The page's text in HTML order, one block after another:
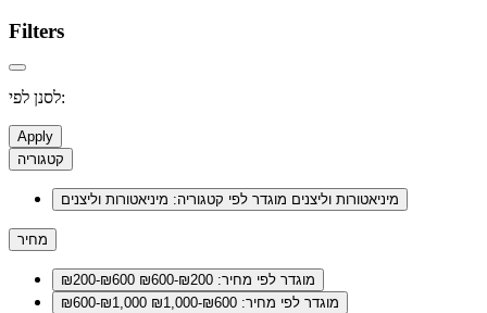
Filters
לסנן לפי:
Apply
קטגוריה
מיניאטורות וליצנים מוגדר לפי קטגוריה: מיניאטורות וליצנים
מחיר
₪200-₪600
מוגדר לפי מחיר: ₪200-₪600
₪600-₪1,000
מוגדר לפי מחיר: ₪600-₪1,000